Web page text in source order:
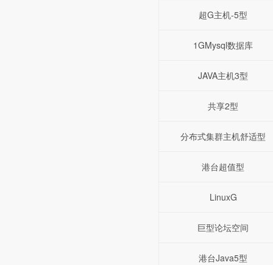
超G主机-5型
1GMysql数据库
JAVA主机3型
共享2型
分布式集群主机舒适型
港台超值型
LinuxG
巨型论坛空间
港台Java5型